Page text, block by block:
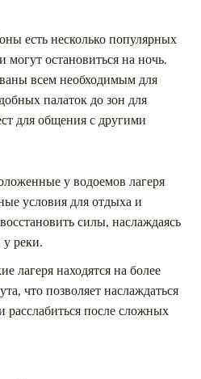
есть несколько популярных
могут остановиться на ночь.
всем необходимым для
палаток до зон для
для общения с другими
у водоемов лагеря
условия для отдыха и
силы, наслаждаясь
реки.
лагеря находятся на более
что позволяет наслаждаться
после сложных